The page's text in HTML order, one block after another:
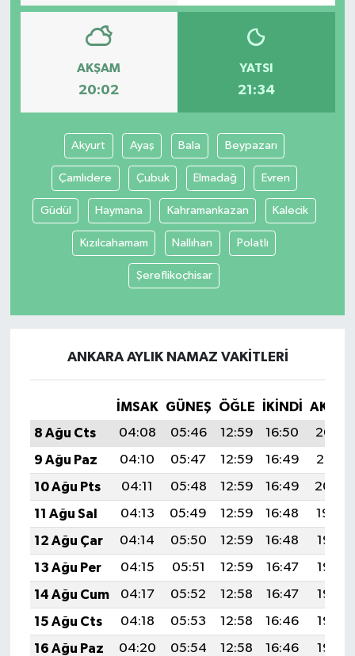
AKŞAM
20:02
YATSI
21:34
Akyurt Ayaş Bala Beypazarı
Çamlıdere Çubuk Elmadağ Evren
Güdül Haymana Kahramankazan Kalecik
Kızılcahamam Nallıhan Polatlı
Şereflikoçhisar
ANKARA AYLIK NAMAZ VAKITLERI
İMSAK GÜNEŞ ÖĞLE İKINDI
8 Ağu Cts
04:08 05:46 12:59 16:50
20:02
9 Ağu Paz
04:10 05:47 12:59 16:49
20:01
10 Ağu Pts
04:11 05:48 12:59 16:49
20:00
11 Ağu Sal
04:13 05:49 12:59 16:48
19:59
12 Ağu Çar
04:14 05:50 12:59 16:48
19:57
13 Ağu Per
04:15 05:51 12:59 16:47
19:56
14 Ağu Cum
04:17 05:52 12:58 16:47
19:55
15 Ağu Cts
04:18 05:53 12:58 16:46
19:53
16 Ağu Paz
04:20 05:54 12:58 16:46
19:52